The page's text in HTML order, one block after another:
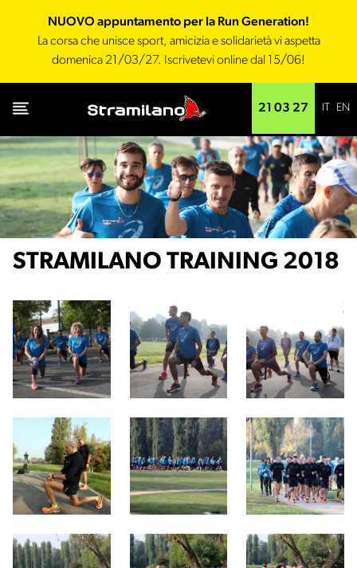
NUOVO appuntamento per la Run Generation!
La corsa che unisce sport, amicizia e solidarietà vi aspetta
domenica 21/03/27. Iscrivetevi online dal 15/06!
21 03 27 EN
STRAMILANO TRAINING 2018